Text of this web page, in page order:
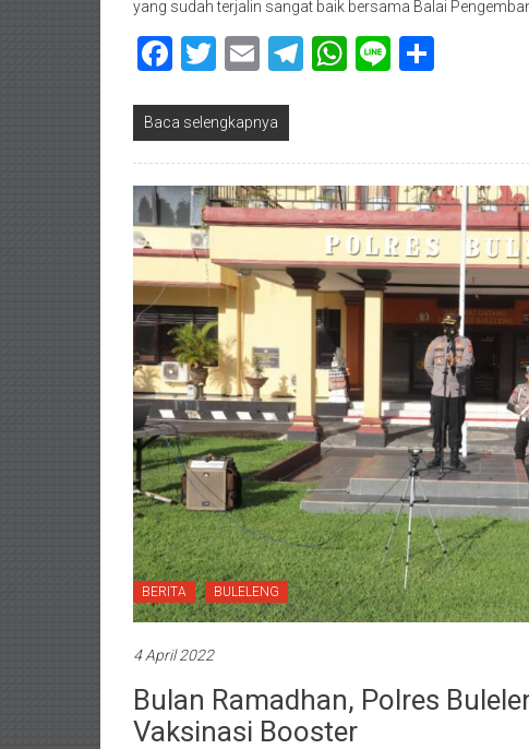
yang sudah terjalin sangat baik bersama Balai
Facebook
Twitter
EmailTelegram
WhatsApp
Line
Baca selengkapnya
BERITA BULELENG
4 April 2022
Bulan Ramadhan, Polres
Vaksinasi Booster